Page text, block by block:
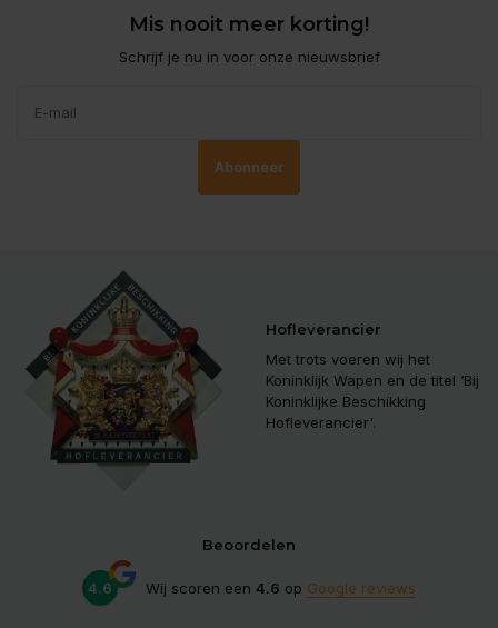
Mis nooit meer korting!
Schrijf je nu in voor onze nieuwsbrief
Abonneer
Hofleverancier
Met trots voeren wij het
Koninklijk Wapen en de titel ‘Bij
Koninklijke Beschikking
Hofleverancier'.
Beoordelen
4.6 Wij scoren een 4.6 op Google reviews